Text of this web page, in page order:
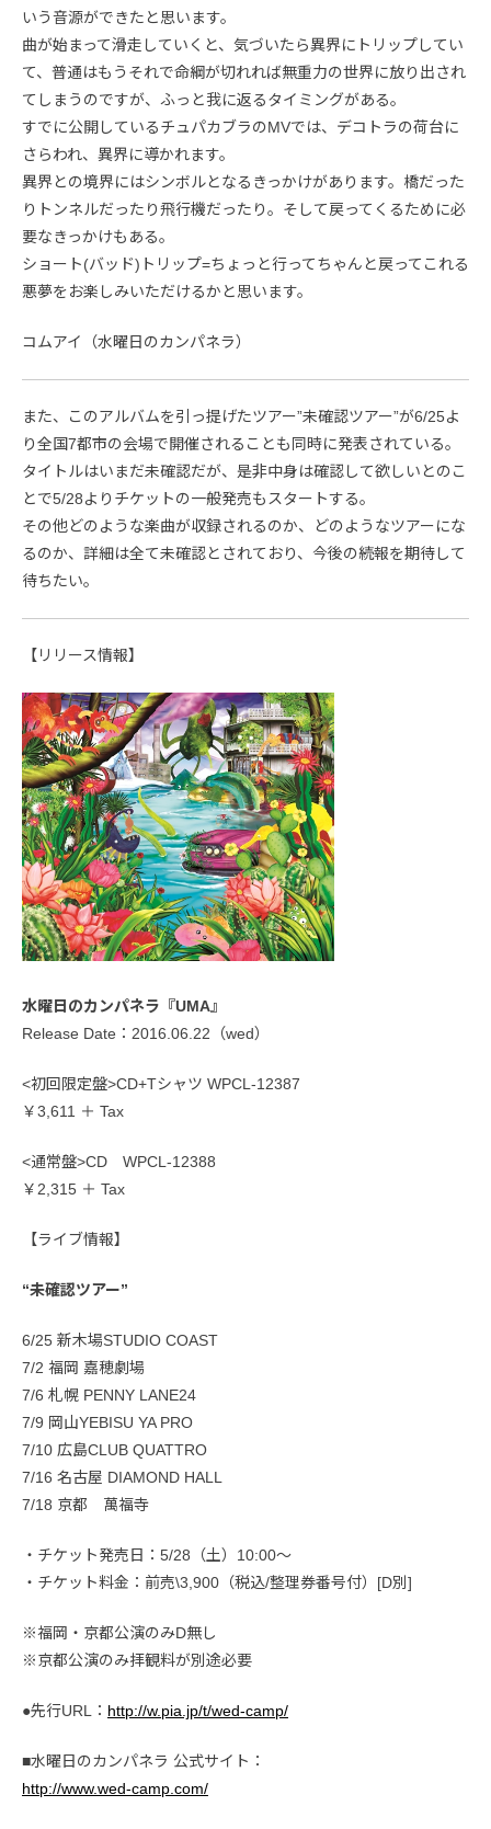
いう音源ができたと思います。
曲が始まって滑走していくと、気づいたら異界にトリップしてい
て、普通はもうそれで命綱が切れれば無重力の世界に放り出され
てしまうのですが、ふっと我に返るタイミングがある。
すでに公開しているチュパカブラのMVでは、デコトラの荷台に
さらわれ、異界に導かれます。
異界との境界にはシンボルとなるきっかけがあります。橋だった
りトンネルだったり飛行機だったり。そして戻ってくるために必
要なきっかけもある。
ショート(バッド)トリップ=ちょっと行ってちゃんと戻ってこれる
悪夢をお楽しみいただけるかと思います。
コムアイ（水曜日のカンパネラ）
また、このアルバムを引っ提げたツアー”未確認ツアー”が6/25よ
り全国7都市の会場で開催されることも同時に発表されている。
タイトルはいまだ未確認だが、是非中身は確認して欲しいとのこ
とで5/28よりチケットの一般発売もスタートする。
その他どのような楽曲が収録されるのか、どのようなツアーにな
るのか、詳細は全て未確認とされており、今後の続報を期待して
待ちたい。
【リリース情報】
水曜日のカンパネラ『UMA』
Release Date：2016.06.22（wed）
<初回限定盤>CD+Tシャツ WPCL-12387
￥3,611 ＋ Tax
<通常盤>CD WPCL-12388
￥2,315 ＋ Tax
【ライブ情報】
“未確認ツアー”
6/25 新木場STUDIO COAST
7/2 福岡 嘉穂劇場
7/6 札幌 PENNY LANE24
7/9 岡山YEBISU YA PRO
7/10 広島CLUB QUATTRO
7/16 名古屋 DIAMOND HALL
7/18 京都 萬福寺
・チケット発売日：5/28（土）10:00〜
・チケット料金：前売\3,900（税込/整理券番号付）[D別]
※福岡・京都公演のみD無し
※京都公演のみ拝観料が別途必要
●先行URL： http://w.pia.jp/t/wed-camp/
■水曜日のカンパネラ 公式サイト：
http://www.wed-camp.com/